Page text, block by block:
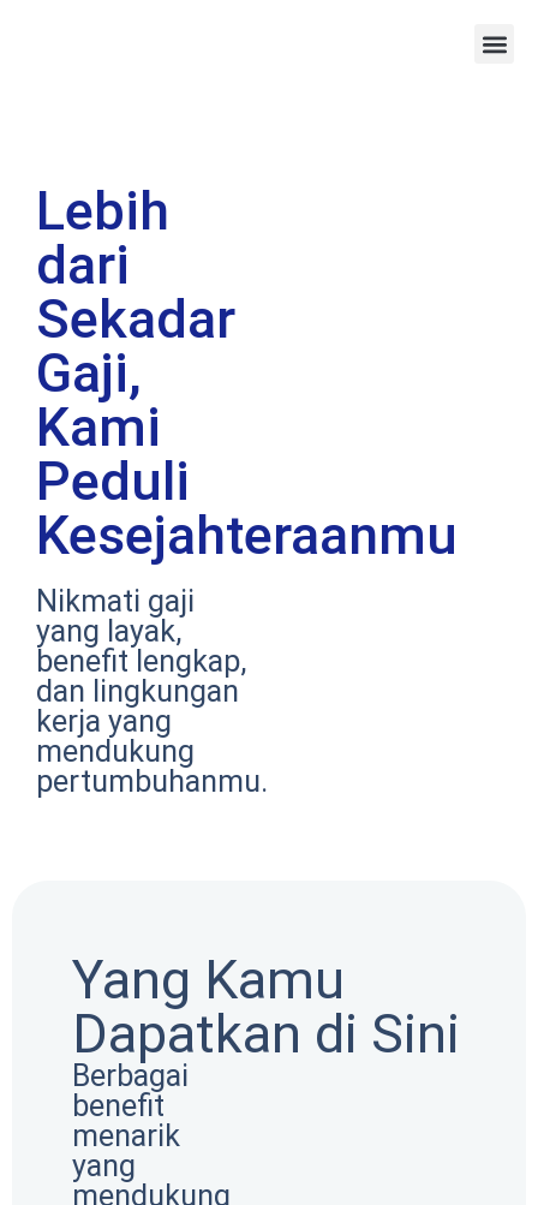
Lebih
dari
Sekadar
Gaji,
Kami
Peduli
Kesejahteraanmu
Nikmati gaji
yang layak,
benefit lengkap,
dan lingkungan
kerja yang
mendukung
pertumbuhanmu.
Yang Kamu
Dapatkan di Sini
Berbagai
benefit
menarik
yang
mendukung